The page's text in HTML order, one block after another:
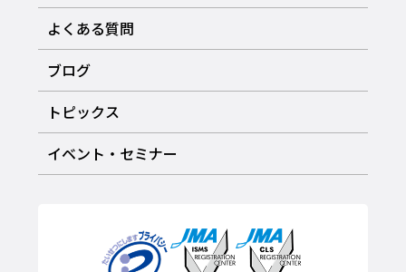
よくある質問
ブログ
トピックス
イベント・セミナー